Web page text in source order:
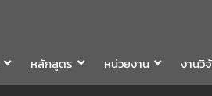
จัด
ก รอง
ดาลชัย
หลักสูตร หน่วยงาน งานวิ